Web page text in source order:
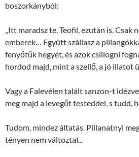
boszorkányból:
„Itt maradsz te, Teofil, ezután is. Csak
emberek… Együtt szállasz a
fenyőtűk hegyét, és azok csillogni
hordod majd, mint a szellő, a jó illatot
Vagy a Falevélen talált sanzon-t
meg majd a levegőt testeddel, s tudd,
Tudom, mindez áltatás. Pillanatnyi
tényen nem változtat..